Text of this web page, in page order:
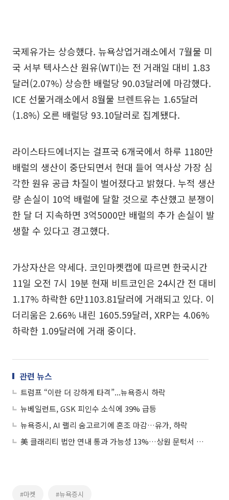
국제유가는 상승했다. 뉴욕상업거래소에서 7월물 미
국 서부 텍사스산 원유(WTI)는 전 거래일 대비 1.83
달러(2.07%) 상승한 배럴당 90.03달러에 마감했다.
ICE 선물거래소에서 8월물 브렌트유는 1.65달러
(1.8%) 오른 배럴당 93.10달러로 집계됐다.
라이스타드에너지는 걸프국 6개국에서 하루 1180만
배럴의 생산이 중단되면서 현대 들어 역사상 가장 심
각한 원유 공급 차질이 벌어졌다고 밝혔다. 누적 생산
량 손실이 10억 배럴에 달할 것으로 추산했고 분쟁이
한 달 더 지속하면 3억5000만 배럴의 추가 손실이 발
생할 수 있다고 경고했다.
가상자산은 약세다. 코인마켓캡에 따르면 한국시간
11일 오전 7시 19분 현재 비트코인은 24시간 전 대비
1.17% 하락한 6만1103.81달러에 거래되고 있다. 이
더리움은 2.66% 내린 1605.59달러, XRP는 4.06%
하락한 1.09달러에 거래 중이다.
관련 뉴스
트럼프 “이란 더 강하게 타격”...뉴욕증시 하락
뉴베일런트, GSK 피인수 소식에 39% 급등
뉴욕증시, AI 랠리 숨고르기에 혼조 마감…유가, 하락
美 클래리티 법안 연내 통과 가능성 13%…상원 문턱서 제동
#마켓 #뉴욕증시